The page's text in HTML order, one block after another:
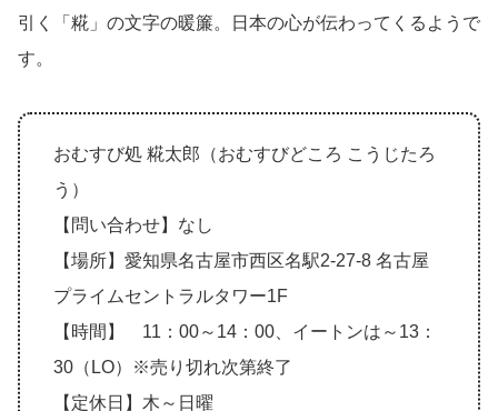
引く「糀」の文字の暖簾。日本の心が伝わってくるようで
す。
おむすび処 糀太郎（おむすびどころ こうじたろ
う）
【問い合わせ】なし
【場所】愛知県名古屋市西区名駅2-27-8 名古屋
プライムセントラルタワー1F
【時間】 11：00～14：00、イートンは～13：
30（LO）※売り切れ次第終了
【定休日】木～日曜